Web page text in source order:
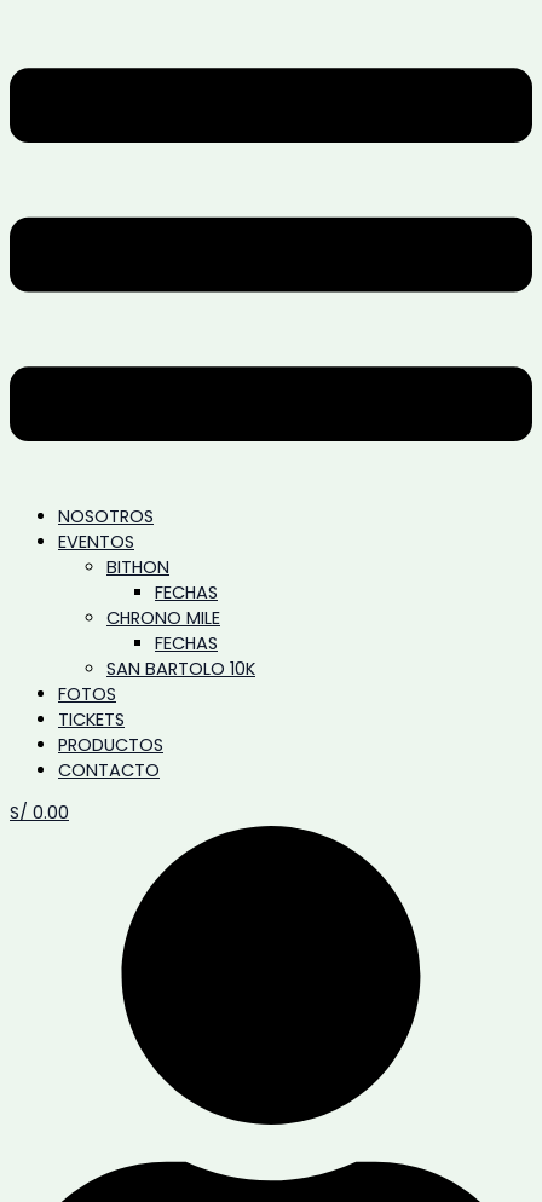
NOSOTROS
EVENTOS
BITHON
FECHAS
CHRONO MILE
FECHAS
SAN BARTOLO 10K
FOTOS
TICKETS
PRODUCTOS
CONTACTO
S/ 0.00